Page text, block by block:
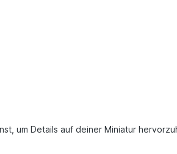
um Details auf deiner Miniatur